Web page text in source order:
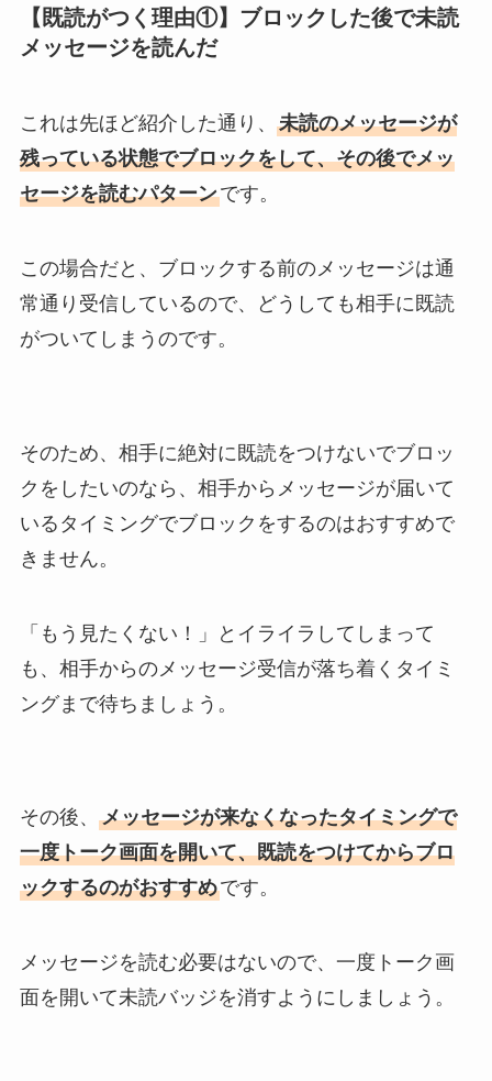
【既読がつく理由①】ブロックした後で未読
メッセージを読んだ
これは先ほど紹介した通り、 未読のメッセージが
残っている状態でブロックをして、その後でメッ
セージを読むパターンです。
この場合だと、ブロックする前のメッセージは通
常通り受信しているので、どうしても相手に既読
がついてしまうのです。
そのため、相手に絶対に既読をつけないでブロッ
クをしたいのなら、相手からメッセージが届いて
いるタイミングでブロックをするのはおすすめで
きません。
「もう見たくない！」とイライラしてしまって
も、相手からのメッセージ受信が落ち着くタイミ
ングまで待ちましょう。
その後、 メッセージが来なくなったタイミングで
一度トーク画面を開いて、既読をつけてからブロ
ックするのがおすすめです。
メッセージを読む必要はないので、一度トーク画
面を開いて未読バッジを消すようにしましょう。